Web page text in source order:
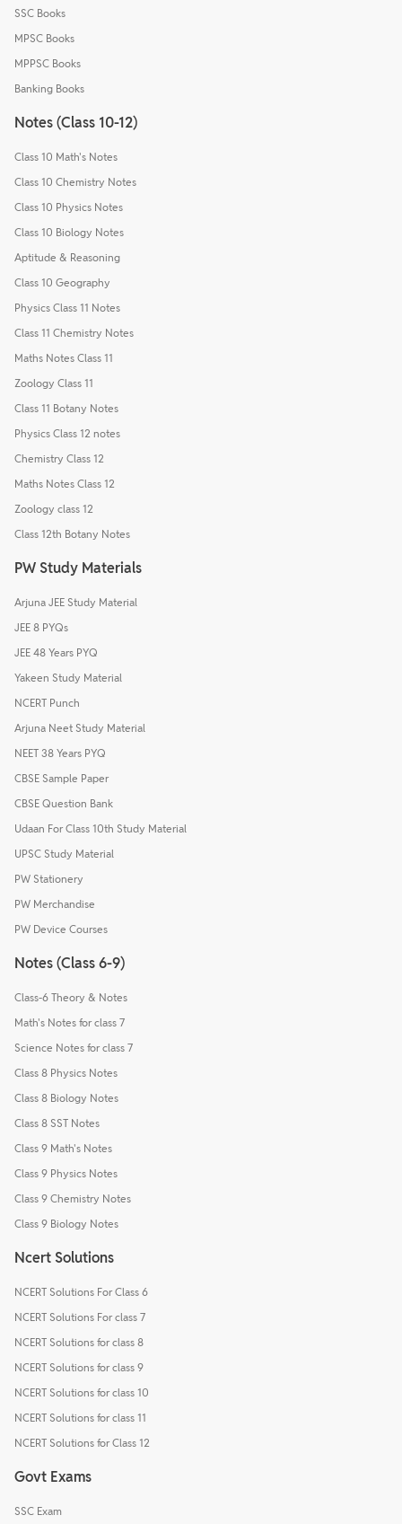
SSC Books
MPSC Books
MPPSC Books
Banking Books
Notes (Class 10-12)
Class 10 Math's Notes
Class 10 Chemistry Notes
Class 10 Physics Notes
Class 10 Biology Notes
Aptitude & Reasoning
Class 10 Geography
Physics Class 11 Notes
Class 11 Chemistry Notes
Maths Notes Class 11
Zoology Class 11
Class 11 Botany Notes
Physics Class 12 notes
Chemistry Class 12
Maths Notes Class 12
Zoology class 12
Class 12th Botany Notes
PW Study Materials
Arjuna JEE Study Material
JEE 8 PYQs
JEE 48 Years PYQ
Yakeen Study Material
NCERT Punch
Arjuna Neet Study Material
NEET 38 Years PYQ
CBSE Sample Paper
CBSE Question Bank
Udaan For Class 10th Study Material
UPSC Study Material
PW Stationery
PW Merchandise
PW Device Courses
Notes (Class 6-9)
Class-6 Theory & Notes
Math's Notes for class 7
Science Notes for class 7
Class 8 Physics Notes
Class 8 Biology Notes
Class 8 SST Notes
Class 9 Math's Notes
Class 9 Physics Notes
Class 9 Chemistry Notes
Class 9 Biology Notes
Ncert Solutions
NCERT Solutions For Class 6
NCERT Solutions For class 7
NCERT Solutions for class 8
NCERT Solutions for class 9
NCERT Solutions for class 10
NCERT Solutions for class 11
NCERT Solutions for Class 12
Govt Exams
SSC Exam